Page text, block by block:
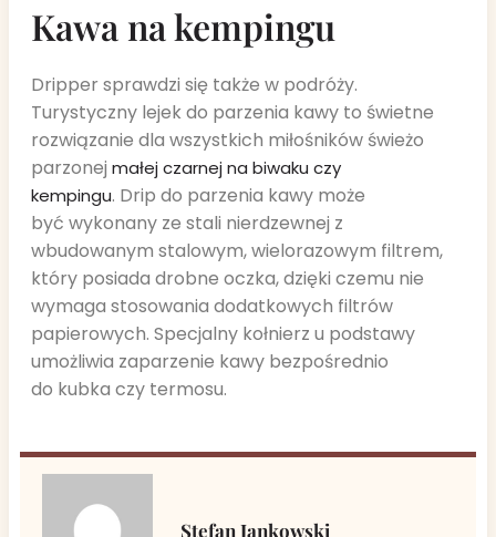
Kawa na kempingu
Dripper sprawdzi się także w podróży.
Turystyczny lejek do parzenia kawy to świetne
rozwiązanie dla wszystkich miłośników świeżo
parzonej małej czarnej na biwaku czy
kempingu. Drip do parzenia kawy może
być wykonany ze stali nierdzewnej z
wbudowanym stalowym, wielorazowym filtrem,
który posiada drobne oczka, dzięki czemu nie
wymaga stosowania dodatkowych filtrów
papierowych. Specjalny kołnierz u podstawy
umożliwia zaparzenie kawy bezpośrednio
do kubka czy termosu.
Stefan Jankowski